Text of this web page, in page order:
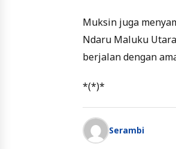
Muksin juga
Ndaru Maluku
berjalan dengan
*(*)*
Serambi